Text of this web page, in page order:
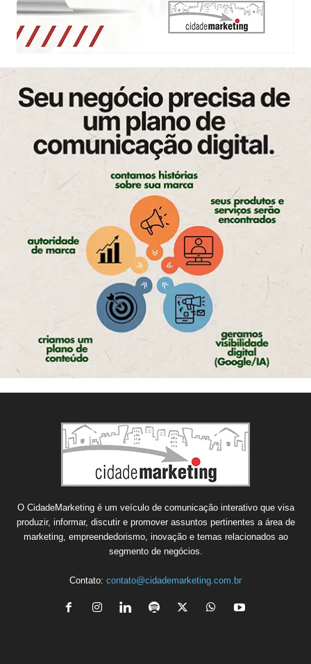
O CidadeMarketing é um veículo de comunicação interativo que visa
produzir, informar, discutir e promover assuntos pertinentes a área de
marketing, empreendedorismo, inovação e temas relacionados ao
segmento de negócios.
Contato: contato@cidademarketing.com.br